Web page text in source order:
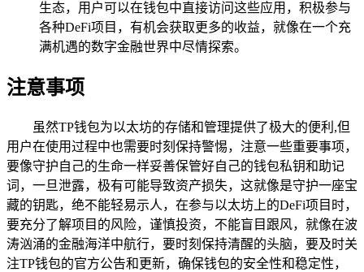
生态，用户可以在钱包中直接访问这些应用，积极参与
各种DeFi项目，有机会获取更多的收益，就像在一个充
满机遇的数字金融世界中尽情探索。
注意事项
虽然TP钱包为以太坊的存储和管理提供了极大的便利,但
用户在使用过程中也需要时刻保持警惕，注意一些重要事项，
要像守护自己的生命一样妥善保管好自己的钱包私钥和助记
词，一旦泄露，极有可能导致资产损失，这就像是守护一座宝
藏的钥匙，绝不能轻易示人，在参与以太坊上的DeFi项目时，
要充分了解项目的风险，谨慎投资，不能盲目跟风，就像在波
涛汹涌的金融海洋中航行，要时刻保持清醒的头脑，要及时关
注TP钱包的官方公告和更新，确保钱包的安全性和稳定性，